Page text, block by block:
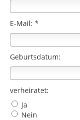
E-Mail: *
Geburtsdatum:
verheiratet:
Ja
Nein